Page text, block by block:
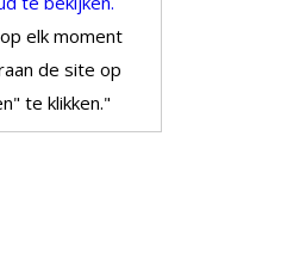
elk moment
de site op
te klikken."